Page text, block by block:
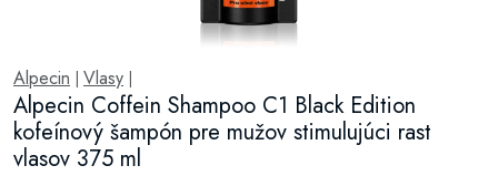
Alpecin Vlasy
Alpecin Coffein Shampoo C1 Black Edition
kofeínový šampón pre mužov stimulujúci rast
vlasov 375 ml